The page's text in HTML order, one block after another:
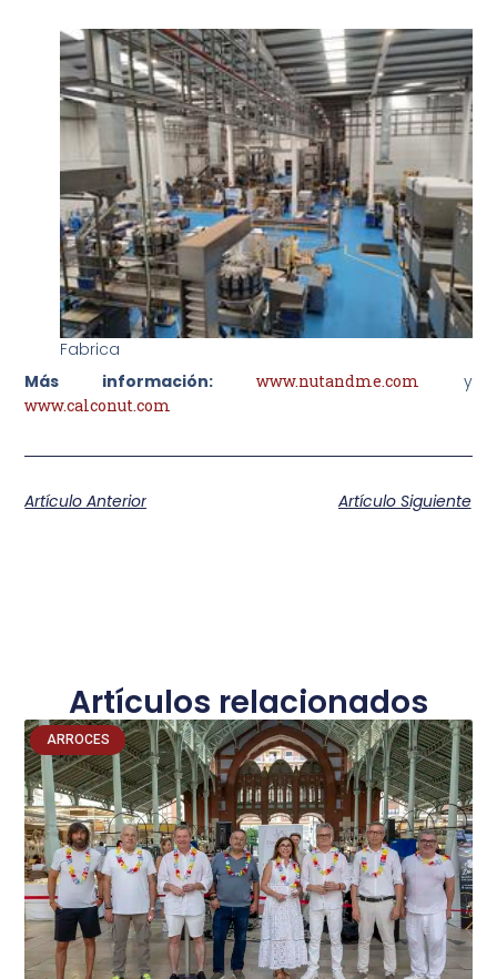
Fabrica
Más información:
www.nutandme.com y
www.calconut.com
Artículo Anterior Artículo Siguiente
Artículos relacionados
ARROCES